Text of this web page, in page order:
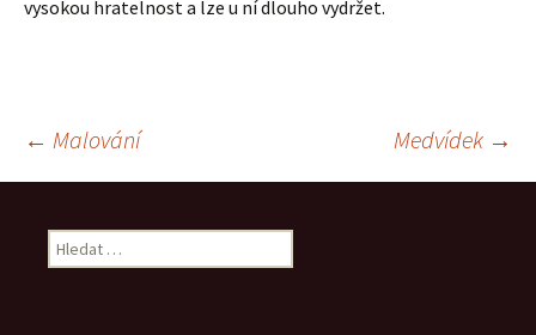
vysokou hratelnost a lze u ní dlouho vydržet.
Navigace
pro
← Malování Medvídek →
Vyhledávání